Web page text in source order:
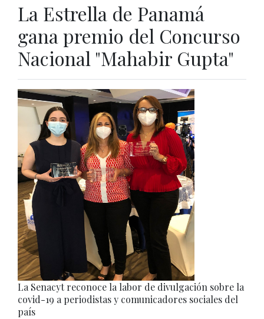
La Estrella de Panamá
gana premio del Concurso
Nacional "Mahabir Gupta"
La Senacyt reconoce la labor de divulgación sobre la
covid-19 a periodistas y comunicadores sociales del
país